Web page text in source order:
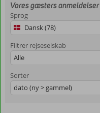
Vores gæsters anmeldelser
Sprog
Dansk (78)
Filtrer rejseselskab
Alle
Sorter
dato (ny > gammel)